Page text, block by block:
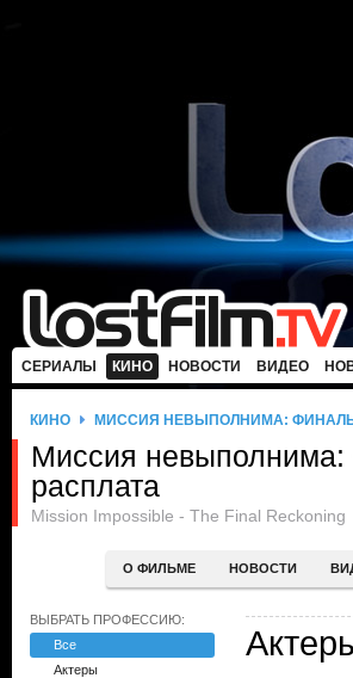
СЕРИАЛЫ КИНО НОВОСТИ ВИДЕО
КИНО МИССИЯ НЕВЫПОЛНИМА:
Миссия невыполнима:
расплата
Mission Impossible - The Final Reckoning
О ФИЛЬМЕ НОВОСТИ
ВЫБРАТЬ ПРОФЕССИЮ:
Все
Актеры